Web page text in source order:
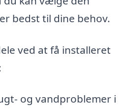
bedst til dine behov.
ved at få installeret
og vandproblemer i